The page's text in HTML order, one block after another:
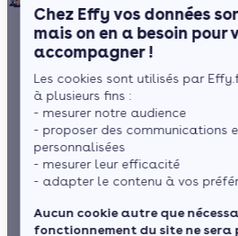
Chez Effy vos données
mais on en a besoin pour
accompagner !
Les cookies sont utilisés par
à plusieurs fins :
- mesurer notre audience
- proposer des communications
personnalisées
- mesurer leur efficacité
- adapter le contenu à vos
Aucun cookie autre que
fonctionnement du site ne sera
Notre équipe
Rejoignez-nous
Quels sont
pour la
d'une maison
?